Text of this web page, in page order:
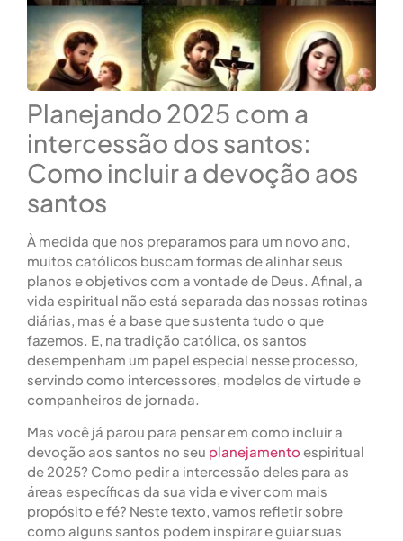
Planejando 2025 com a
intercessão dos santos:
Como incluir a devoção aos
santos
À medida que nos preparamos para um novo ano,
muitos católicos buscam formas de alinhar seus
planos e objetivos com a vontade de Deus. Afinal, a
vida espiritual não está separada das nossas rotinas
diárias, mas é a base que sustenta tudo o que
fazemos. E, na tradição católica, os santos
desempenham um papel especial nesse processo,
servindo como intercessores, modelos de virtude e
companheiros de jornada.
Mas você já parou para pensar em como incluir a
devoção aos santos no seu planejamento espiritual
de 2025? Como pedir a intercessão deles para as
áreas específicas da sua vida e viver com mais
propósito e fé? Neste texto, vamos refletir sobre
como alguns santos podem inspirar e guiar suas